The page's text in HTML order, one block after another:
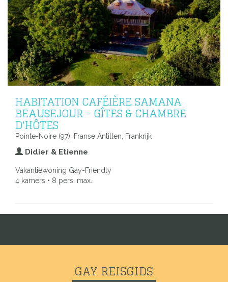
HABITATION CAFÉIÈRE SAMANA
BEAUSEJOUR - GÎTES & CHAMBRE
D'HÔTES
Pointe-Noire (97), Franse Antillen, Frankrijk
Didier & Etienne
Vakantiewoning Gay-Friendly
4 kamers • 8 pers. max.
GAY REISGIDS